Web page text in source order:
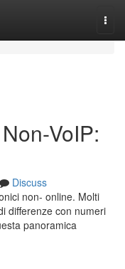
VoIP:
Discuss
non- online. Molti
differenze con numeri
panoramica